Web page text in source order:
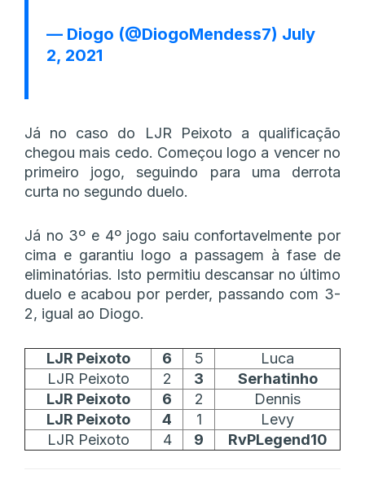
— Diogo (@DiogoMendess7) July
2, 2021
Já no caso do LJR Peixoto a qualificação
chegou mais cedo. Começou logo a vencer no
primeiro jogo, seguindo para uma derrota
curta no segundo duelo.
Já no 3º e 4º jogo saiu confortavelmente por
cima e garantiu logo a passagem à fase de
eliminatórias. Isto permitiu descansar no último
duelo e acabou por perder, passando com 3-
2, igual ao Diogo.
LJR Peixoto 6 5
Luca
LJR Peixoto
2 3
Serhatinho
LJR Peixoto
6 2
Dennis
LJR Peixoto
4 1
Levy
LJR Peixoto
4 9 RvPLegend10